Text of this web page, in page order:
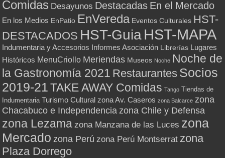
Comidas Desayunos Destacadas En el Mercado
En los Medios EnPatio EnVereda Eventos Culturales HST-
DESTACADOS HST-GuiaHST-MAPA
Indumentaria y Accesorios Informes Asociación Librerías Lugares
Históricos MenuCriollo Meriendas Museos Noche Noche de
la Gastronomía 2021 Restaurantes Socios
2019-21 TAKE AWAY Comidas Tango Tiendas de
Indumentaria Turismo Cultural zona Av. Caseros zona Balcarce zona
Chacabuco e Independencia zona Chile y Defensa
zona Lezama zona Manzana de las Luces zona
Mercado zona Perú zona Perú Montserrat zona
Plaza Dorrego